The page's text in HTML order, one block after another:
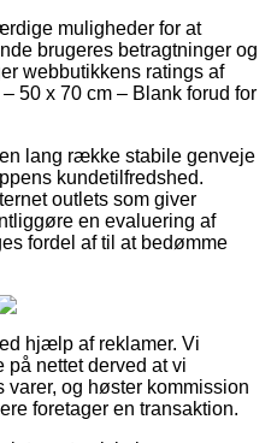
muligheder for at
brugeres betragtninger og
webbutikkens ratings af
50 x 70 cm – Blank forud for
lang række stabile genveje
kundetilfredshed.
outlets som giver
en evaluering af
fordel af til at bedømme
hjælp af reklamer. Vi
nettet derved at vi
og høster kommission
foretager en transaktion.